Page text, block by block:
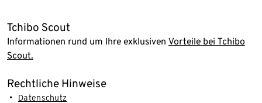
Tchibo Scout
Informationen rund um Ihre exklusiven Vorteile bei Tchibo
Scout.
Rechtliche Hinweise
Datenschutz